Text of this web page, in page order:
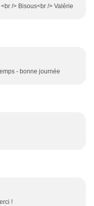
/> Bisous<br /> Valérie
- bonne journée
!